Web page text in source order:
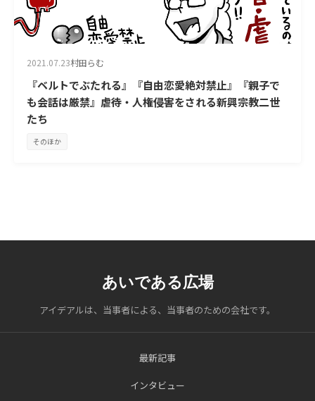
2021.07.23村田らむ
『ベルトでぶたれる』『自由恋愛絶対禁止』『親子で
も会話は厳禁』虐待・人権侵害をされる新興宗教二世
たち
そのほか
あいである広場
アイデアルは、当事者による、当事者のための会社です。
最新記事
インタビュー